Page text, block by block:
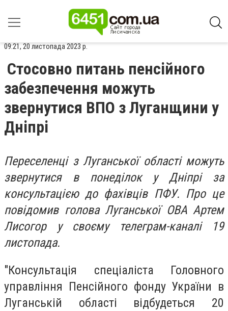
09:21, 20 листопада 2023 р.
Стосовно питань пенсійного
забезпечення можуть
звернутися ВПО з Луганщини у
Дніпрі
Переселенці з Луганської області можуть
звернутися в понеділок у Дніпрі за
консультацією до фахівців ПФУ. Про це
повідомив голова Луганської ОВА Артем
Лисогор у своєму телеграм-каналі 19
листопада.
"Консультація спеціаліста Головного
управління Пенсійного фонду України в
Луганській області відбудеться 20